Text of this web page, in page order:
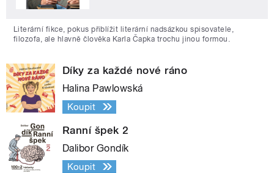
Literární fikce, pokus přiblížit literární nadsázkou spisovatele,
filozofa, ale hlavně člověka Karla Čapka trochu jinou formou.
Díky za každé nové ráno
Halina Pawlowská
Koupit
Ranní špek 2
Dalibor Gondík
Koupit